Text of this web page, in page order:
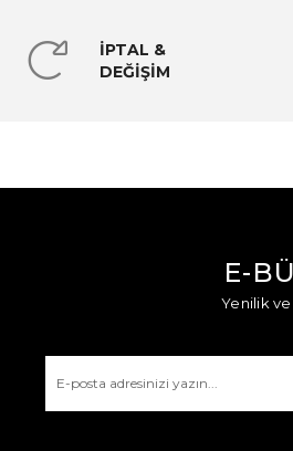
İPTAL &
DEĞİŞİM
E-
Yenilik ve